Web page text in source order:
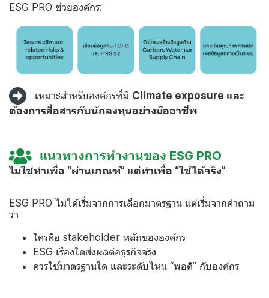
ESG PRO ช่วยองค์กร:
เหมาะสำหรับองค์กรที่มี Climate exposure และ
ต้องการสื่อสารกับนักลงทุนอย่างมืออาชีพ
แนวทางการทำงานของ ESG PRO
ไม่ใช่ทำเพื่อ “ผ่านเกณฑ์” แต่ทำเพื่อ “ใช้ได้จริง”
ESG PRO ไม่ได้เริ่มจากการเลือกมาตรฐาน แต่เริ่มจากคำถาม
ว่า
ใครคือ stakeholder หลักขององค์กร
ESG เรื่องใดส่งผลต่อธุรกิจจริง
ควรใช้มาตรฐานใด และระดับไหน “พอดี” กับองค์กร